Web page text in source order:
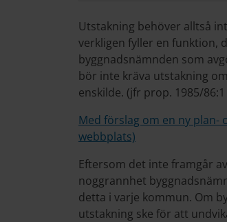
Utstakning behöver alltså
verkligen fyller en funktion,
byggnadsnämnden som
bör inte kräva utstakning
enskilde. (jfr prop. 1985/86:1
Med förslag om en ny plan-
webbplats)
Eftersom det inte framgår
noggrannhet
detta i varje kommun. Om
utstakning ske för att